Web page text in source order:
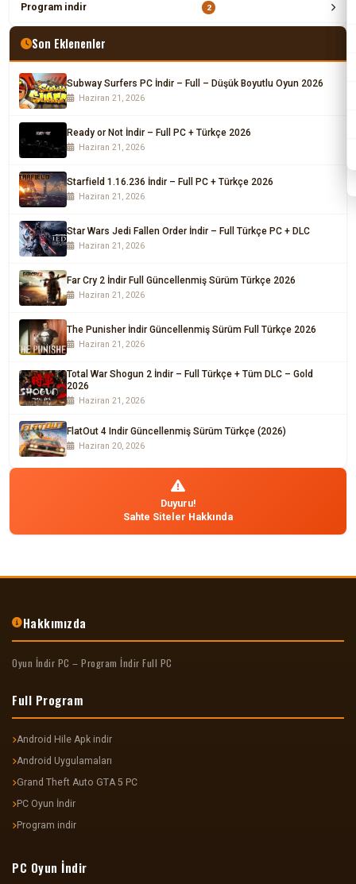
Program indir 2
Son Eklenenler
Subway Surfers PC İndir – Full – Düşük Boyutlu Oyun 2026
Haziran 21, 2026
Ready or Not İndir – Full PC + Türkçe 2026
Haziran 21, 2026
Starfield 1.16.236 İndir – Full PC + Türkçe 2026
Haziran 21, 2026
Star Wars Jedi Fallen Order İndir – Full Türkçe PC + DLC
Haziran 21, 2026
Far Cry 2 İndir Full Güncellenmiş Sürüm Türkçe 2026
Haziran 21, 2026
The Punisher İndir Güncellenmiş Sürüm Full Türkçe 2026
Haziran 21, 2026
Total War Shogun 2 İndir – Full Türkçe + Tüm DLC – Gold
2026
Haziran 21, 2026
FlatOut 4 Indir Güncellenmiş Sürüm Türkçe (2026)
Haziran 20, 2026
Duyuru!
Sahte Siteler Hakkında
Hakkımızda
Oyun İndir PC – Program İndir Full PC
Full Program
Android Hile Apk indir
Android Uygulamaları
Grand Theft Auto GTA 5 PC
PC Oyun İndir
Program indir
PC Oyun İndir